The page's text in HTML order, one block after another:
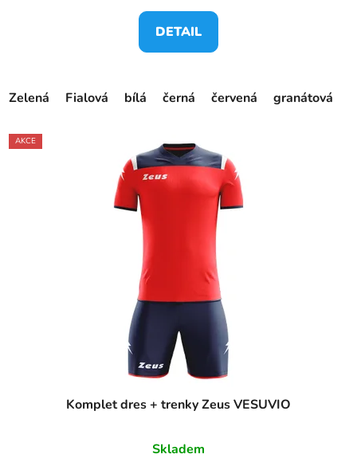
DETAIL
Zelená Fialová bílá černá červená granátová
AKCE
Komplet dres + trenky Zeus VESUVIO
Skladem